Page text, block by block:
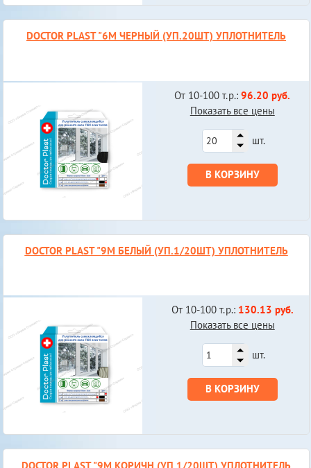
DOCTOR PLAST "6М ЧЕРНЫЙ (УП.20ШТ) УПЛОТНИТЕЛЬ
От 10-100 т.р.:96.20 руб.
Показать все цены
шт.
В КОРЗИНУ
DOCTOR PLAST "9М БЕЛЫЙ (УП.1/20ШТ) УПЛОТНИТЕЛЬ
От 10-100 т.р.: 130.13 руб.
Показать все цены
шт.
В КОРЗИНУ